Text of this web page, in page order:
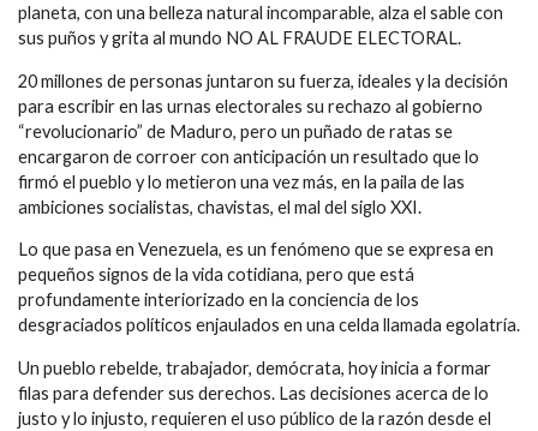
planeta, con una belleza natural incomparable, alza el sable con
sus puños y grita al mundo NO AL FRAUDE ELECTORAL.
20 millones de personas juntaron su fuerza, ideales y la decisión
para escribir en las urnas electorales su rechazo al gobierno
“revolucionario” de Maduro, pero un puñado de ratas se
encargaron de corroer con anticipación un resultado que lo
firmó el pueblo y lo metieron una vez más, en la paila de las
ambiciones socialistas, chavistas, el mal del siglo XXI.
Lo que pasa en Venezuela, es un fenómeno que se expresa en
pequeños signos de la vida cotidiana, pero que está
profundamente interiorizado en la conciencia de los
desgraciados políticos enjaulados en una celda llamada egolatría.
Un pueblo rebelde, trabajador, demócrata, hoy inicia a formar
filas para defender sus derechos. Las decisiones acerca de lo
justo y lo injusto, requieren el uso público de la razón desde el